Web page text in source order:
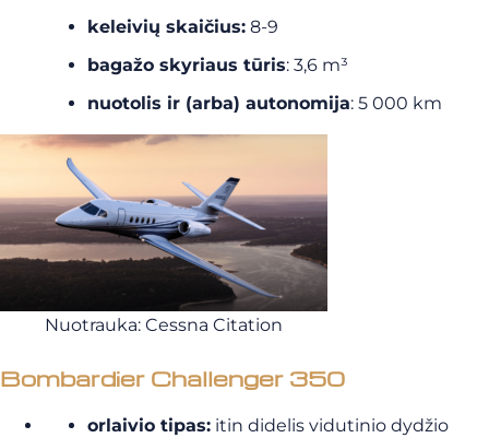
keleivių skaičius: 8-9
bagažo skyriaus tūris: 3,6 m³
nuotolis ir (arba) autonomija: 5 000 km
Nuotrauka: Cessna Citation
Bombardier Challenger 350
orlaivio tipas: itin didelis vidutinio dydžio